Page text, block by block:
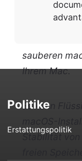
alte
Cache-
sauberen
Ihrem Mac.
Es kann
Stabilität
Politike
Erstattungspolitik